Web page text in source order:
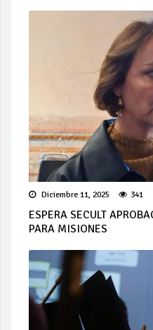
Diciembre 11, 2025 341
ESPERA SECULT
PARA MISIONES